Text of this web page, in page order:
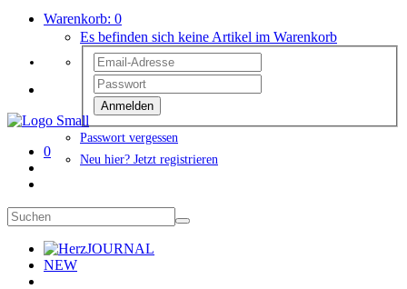
Warenkorb: 0
Es befinden sich keine Artikel im Warenkorb
Anmelden
Passwort vergessen
Neu hier? Jetzt registrieren
0
JOURNAL
NEW